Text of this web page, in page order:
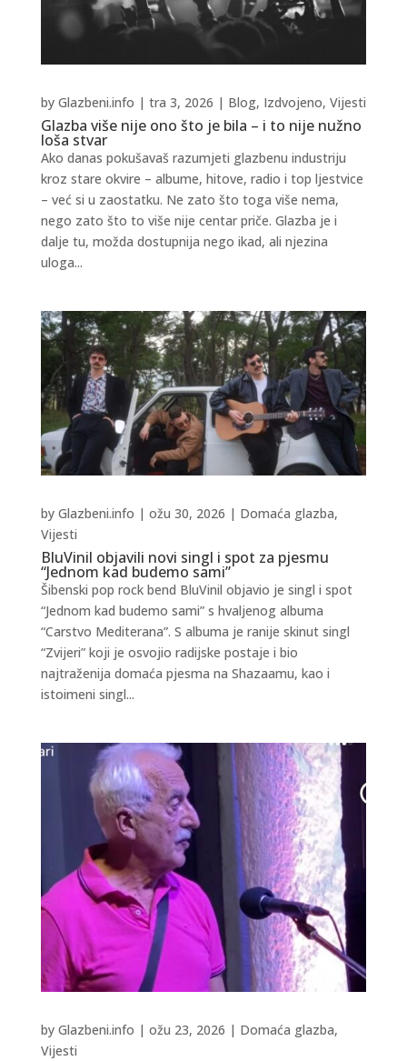
Glazba više nije ono što je bila – i to nije nužno
loša stvar
by Glazbeni.info | tra 3, 2026 | Blog, Izdvojeno, Vijesti
Ako danas pokušavaš razumjeti glazbenu industriju
kroz stare okvire – albume, hitove, radio i top ljestvice
– već si u zaostatku. Ne zato što toga više nema,
nego zato što to više nije centar priče. Glazba je i
dalje tu, možda dostupnija nego ikad, ali njezina
uloga...
BluVinil objavili novi singl i spot za pjesmu
“Jednom kad budemo sami”
by Glazbeni.info | ožu 30, 2026 | Domaća glazba,
Vijesti
Šibenski pop rock bend BluVinil objavio je singl i spot
“Jednom kad budemo sami” s hvaljenog albuma
“Carstvo Mediterana”. S albuma je ranije skinut singl
“Zvijeri” koji je osvojio radijske postaje i bio
najtraženija domaća pjesma na Shazaamu, kao i
istoimeni singl...
by Glazbeni.info | ožu 23, 2026 | Domaća glazba,
Vijesti